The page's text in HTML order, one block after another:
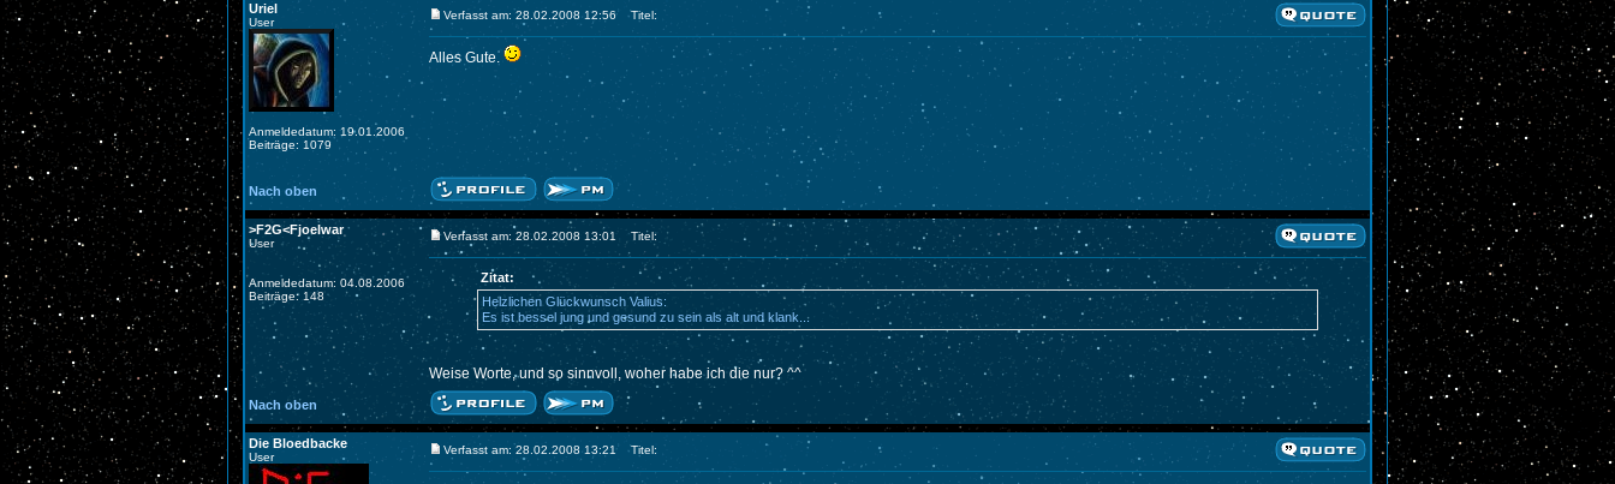
Uriel
User
Anmeldedatum: 19.01.2006
Beiträge: 1079
Verfasst am: 28.02.2008 12:56 Titel:
Alles Gute.
Nach oben
>F2G<Fjoelwar
User
Anmeldedatum: 04.08.2006
Beiträge: 148
Verfasst am: 28.02.2008 13:01 Titel:
Zitat:
Helzlichen Glückwunsch Valius:
Es ist bessel jung und gesund zu sein als alt und klank...
Weise Worte, und so sinnvoll, woher habe ich die nur? ^^
Nach oben
Die Bloedbacke
User
Verfasst am: 28.02.2008 13:21 Titel: